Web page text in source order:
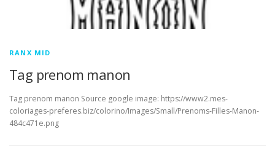
RANX MID
Tag prenom manon
Tag prenom manon Source google image: https://www2.mes-
coloriages-preferes.biz/colorino/Images/Small/Prenoms-Filles-Manon-
484c471e.png